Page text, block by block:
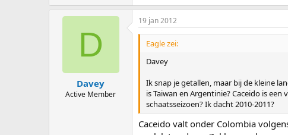
D
Davey
Active Member
19 jan 2012
Eagle zei:
Davey
Ik snap je getallen, maar bij de kleine
is Taiwan en Argentinie? Caceido is
schaatsseizoen? Ik dacht 2010-2011?
Caceido valt onder Colombia